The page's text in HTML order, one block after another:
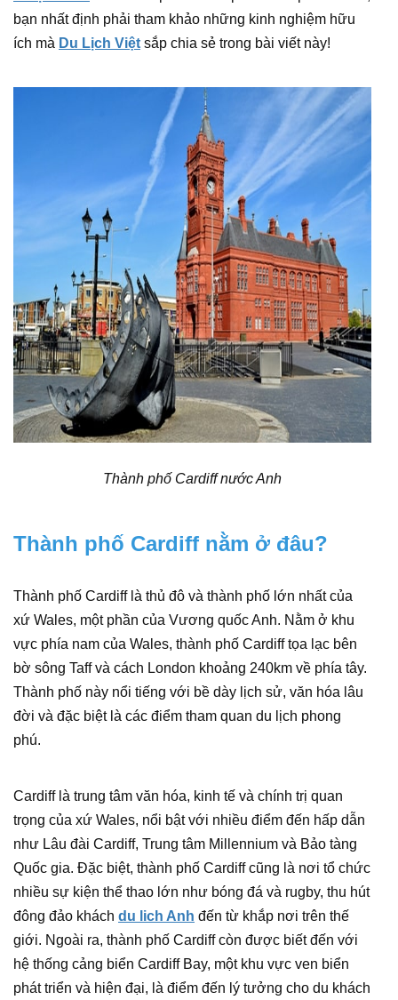
bạn nhất định phải tham khảo những kinh nghiệm hữu
ích mà Du Lịch Việt sắp chia sẻ trong bài viết này!
Thành phố Cardiff nước Anh
Thành phố Cardiff nằm ở đâu?
Thành phố Cardiff là thủ đô và thành phố lớn nhất của
xứ Wales, một phần của Vương quốc Anh. Nằm ở khu
vực phía nam của Wales, thành phố Cardiff tọa lạc bên
bờ sông Taff và cách London khoảng 240km về phía tây.
Thành phố này nổi tiếng với bề dày lịch sử, văn hóa lâu
đời và đặc biệt là các điểm tham quan du lịch phong
phú.
Cardiff là trung tâm văn hóa, kinh tế và chính trị quan
trọng của xứ Wales, nổi bật với nhiều điểm đến hấp dẫn
như Lâu đài Cardiff, Trung tâm Millennium và Bảo tàng
Quốc gia. Đặc biệt, thành phố Cardiff cũng là nơi tổ chức
nhiều sự kiện thể thao lớn như bóng đá và rugby, thu hút
đông đảo khách du lich Anh đến từ khắp nơi trên thế
giới. Ngoài ra, thành phố Cardiff còn được biết đến với
hệ thống cảng biển Cardiff Bay, một khu vực ven biển
phát triển và hiện đại, là điểm đến lý tưởng cho du khách